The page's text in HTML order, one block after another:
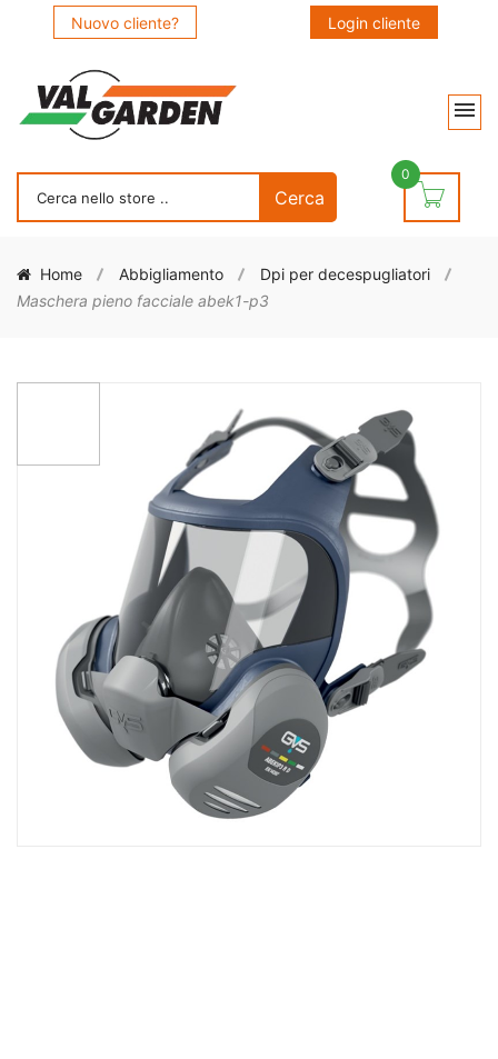
Nuovo cliente? Login cliente
0
Home Abbigliamento
Dpi per decespugliatori
Maschera pieno facciale abek1-p3